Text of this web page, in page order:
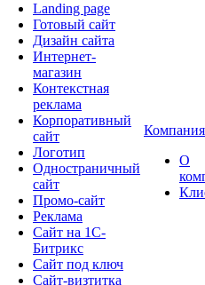
Landing page
Готовый сайт
Дизайн сайта
Интернет-
магазин
Контекстная
реклама
Корпоративный
сайт
Логотип
Одностраничный
сайт
Промо-сайт
Реклама
Сайт на 1С-
Битрикс
Сайт под ключ
Сайт-визтитка
Компания
О